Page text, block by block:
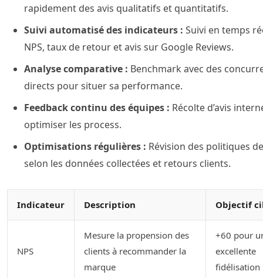
rapidement des avis qualitatifs et quantitatifs.
Suivi automatisé des indicateurs : Suivi en temps
NPS, taux de retour et avis sur Google Reviews.
Analyse comparative : Benchmark avec des
directs pour situer sa performance.
Feedback continu des équipes : Récolte d’avis
optimiser les process.
Optimisations régulières : Révision des politiques
selon les données collectées et retours clients.
Indicateur Description Objectif
NPS
Mesure la propension des
clients à recommander la
marque
+60 pour
excellente
fidélisation